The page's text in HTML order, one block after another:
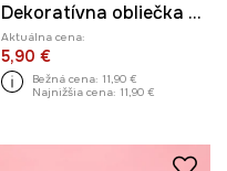
Dekoratívna obliečka na vankúš z Mačacej kolekcie
Aktuálna cena:
5,90 €
Bežná cena: 11,90 €
Najnižšia cena: 11,90 €